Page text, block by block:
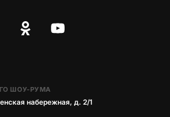
ШОУ-РУМА
набережная, д. 2/1